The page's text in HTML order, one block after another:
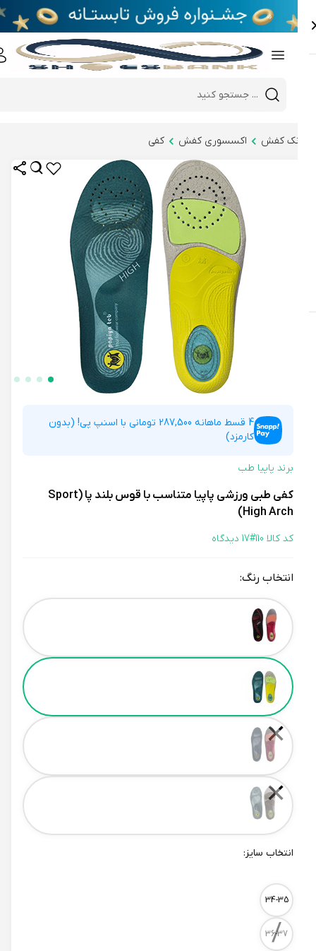
Mobile header search
e
کفش اکسسوری کفش کفی
4 قسط ماهانه 287,500 تومانی با اسنپ پی! (بدون
کارمزد)
برند پاپیا طب
کفی طبی ورزشی پاپیا متناسب با قوس بلند پا (Sport
High Arch)
کد کالا 110# 17 دیدگاه
انتخاب رنگ:
Color
✕
✕
انتخاب سایز:
Size
34-35
36-37
/